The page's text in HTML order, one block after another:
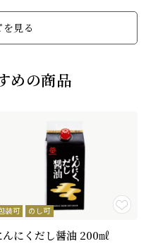
見る
めの商品
装可 のし可
んにくだし醤油 200㎖